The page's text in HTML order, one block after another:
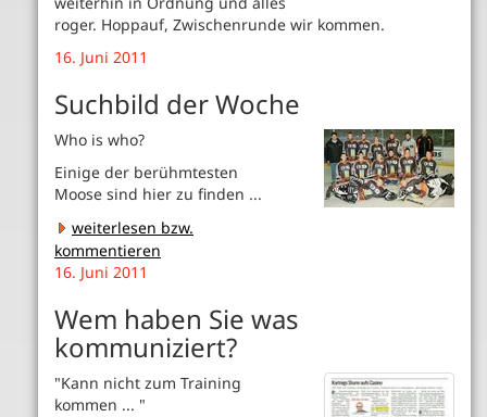
roger. Hoppauf, Zwischenrunde wir kommen.
16. Juni 2011
Suchbild der Woche
Who is who?
Einige der berühmtesten
Moose sind hier zu finden ...
weiterlesen bzw.
kommentieren
16. Juni 2011
Wem haben Sie was
kommuniziert?
"Kann nicht zum Training
kommen ... "